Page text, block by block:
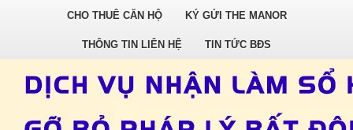
CHO THUÊ CĂN HỘ KÝ GỬI THE MANOR
THÔNG TIN LIÊN HỆ TIN TỨC BĐS